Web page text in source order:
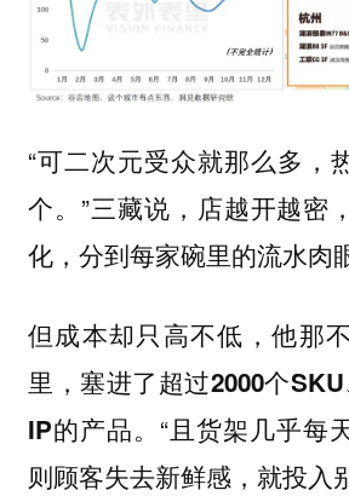
“可二次元受众就那么多，
个。”三藏说，店越开越密
化，分到每家碗里的流水肉
但成本却只高不低，他那
里，塞进了超过2000个
IP的产品。 “且货架几乎每
则顾客失去新鲜感，就投入